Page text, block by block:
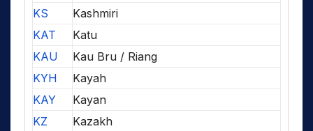
KS
Kashmiri
KAT
Katu
KAU
Kau Bru / Riang
KYH
Kayah
KAY
Kayan
KZ
Kazakh